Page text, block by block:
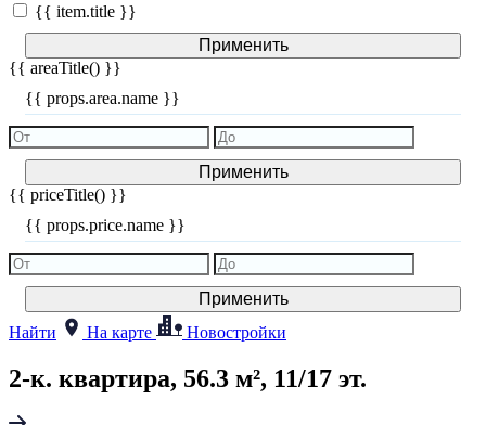
{{ item.title }}
Применить
{{ areaTitle() }}
{{ props.area.name }}
Применить
{{ priceTitle() }}
{{ props.price.name }}
Применить
Найти
На карте Новостройки
2-к. квартира, 56.3 м², 11/17 эт.